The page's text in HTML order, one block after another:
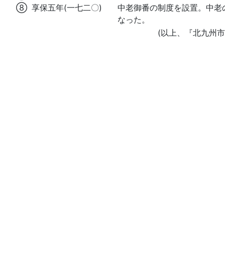
⑧ 享保五年(一七二〇)
中老御番の制度を設置。中
なった。
(以上、『北九州市史